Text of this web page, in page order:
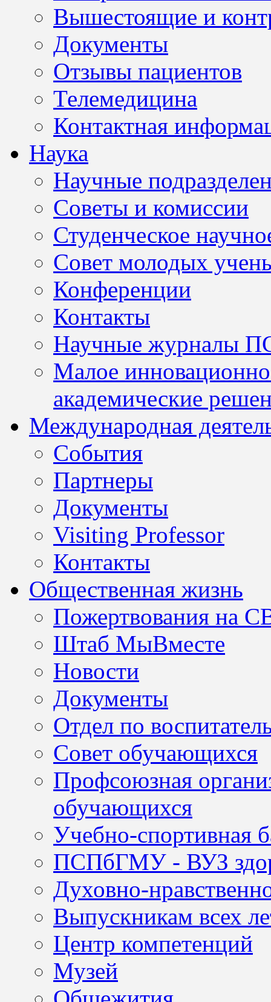
Вышестоящие и
Документы
Отзывы пациентов
Телемедицина
Контактная
Наука
Научные
Советы и комиссии
Студенческое
Совет молодых
Конференции
Контакты
Научные журналы
Малое
академические
Международная
События
Партнеры
Документы
Visiting Professor
Контакты
Общественная жизнь
Пожертвования на
Штаб МыВместе
Новости
Документы
Отдел по
Совет обучающихся
Профсоюзная
обучающихся
Учебно-спортивная
ПСПбГМУ - ВУЗ
Духовно-
Выпускникам всех
Центр компетенций
Музей